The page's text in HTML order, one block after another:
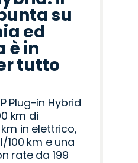
su
ed
è in
tutto
Plug-in Hybrid
km di
in elettrico,
100 km e una
rate da 199